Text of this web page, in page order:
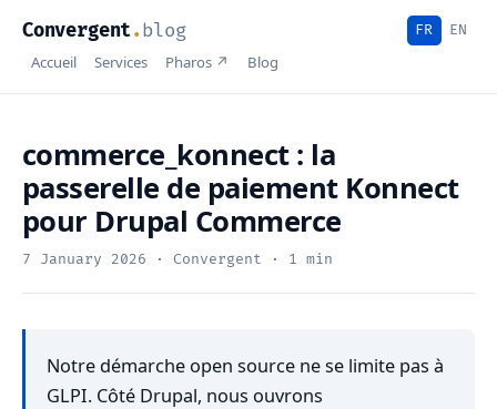
Convergent. blog
Accueil Services Pharos ↗ Blog
FR EN
commerce_konnect : la
passerelle de paiement Konnect
pour Drupal Commerce
7 January 2026 · Convergent · 1 min
Notre démarche open source ne se limite pas à
GLPI. Côté Drupal, nous ouvrons